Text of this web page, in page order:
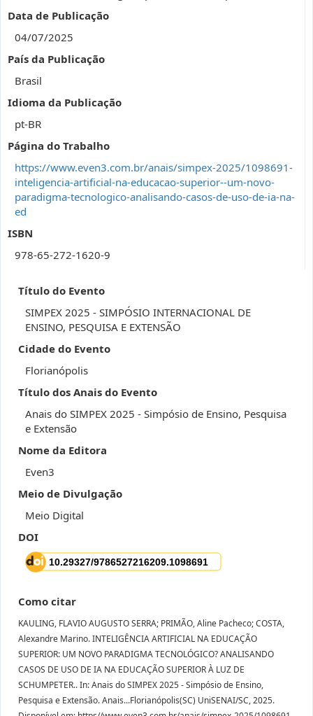
Data de Publicação
04/07/2025
País da Publicação
Brasil
Idioma da Publicação
pt-BR
Página do Trabalho
https://www.even3.com.br/anais/simpex-2025/1098691-
inteligencia-artificial-na-educacao-superior--um-novo-
paradigma-tecnologico-analisando-casos-de-uso-de-ia-na-
ed
ISBN
978-65-272-1620-9
Título do Evento
SIMPEX 2025 - SIMPÓSIO INTERNACIONAL DE
ENSINO, PESQUISA E EXTENSÃO
Cidade do Evento
Florianópolis
Título dos Anais do Evento
Anais do SIMPEX 2025 - Simpósio de Ensino, Pesquisa
e Extensão
Nome da Editora
Even3
Meio de Divulgação
Meio Digital
DOI
Como citar
KAULING, FLAVIO AUGUSTO SERRA; PRIMÃO, Aline Pacheco; COSTA,
Alexandre Marino. INTELIGÊNCIA ARTIFICIAL NA EDUCAÇÃO
SUPERIOR: UM NOVO PARADIGMA TECNOLÓGICO? ANALISANDO
CASOS DE USO DE IA NA EDUCAÇÃO SUPERIOR À LUZ DE
SCHUMPETER.. In: Anais do SIMPEX 2025 - Simpósio de Ensino,
Pesquisa e Extensão. Anais...Florianópolis(SC) UniSENAI/SC, 2025.